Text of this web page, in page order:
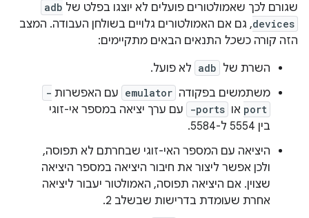
שגורם לכך שאמולטורים פועלים לא יוצגו בפלט של adb
devices, גם אם האמולטורים גלויים בשולחן העבודה. המצב
הזה קורה כשכל התנאים הבאים מתקיימים:
השרת של adb לא פועל.
משתמשים בפקודה emulator עם האפשרות -
port או -ports
עם ערך יציאה במספר אי-זוגי
בין 5554 ל-5584.
היציאה עם המספר האי-זוגי שבחרתם לא תפוסה,
ולכן אפשר ליצור את חיבור היציאה במספר היציאה
שצוין. אם היציאה תפוסה, האמולטור יעבור ליציאה
אחרת שעומדת בדרישות שבשלב 2.